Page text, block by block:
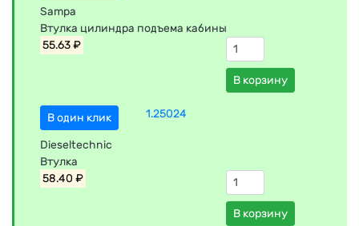
Sampa
Втулка цилиндра подъема кабины
55.63 ₽
В корзину
В один клик 1.25024
Dieseltechnic
Втулка
58.40 ₽
В корзину